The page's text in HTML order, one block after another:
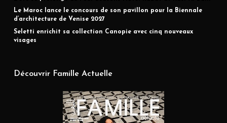
Le Maroc lance le concours de son pavillon pour la Biennale
d’architecture de Venise 2027
Seletti enrichit sa collection Canopie avec cinq nouveaux
visages
Découvrir Famille Actuelle